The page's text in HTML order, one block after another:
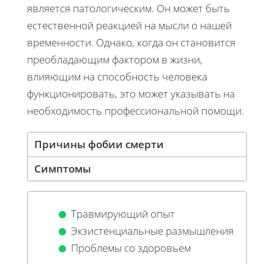
является патологическим. Он может быть
естественной реакцией на мысли о нашей
временности. Однако, когда он становится
преобладающим фактором в жизни,
влияющим на способность человека
функционировать, это может указывать на
необходимость профессиональной помощи.
Причины фобии смерти
Симптомы
Травмирующий опыт
Экзистенциальные размышления
Проблемы со здоровьем